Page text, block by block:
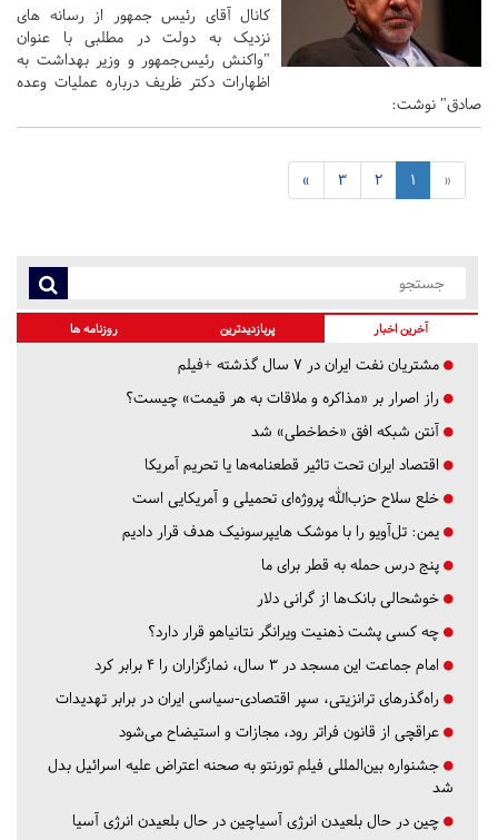
کانال آقای رئیس جمهور از رسانه های
نزدیک به دولت در مطلبی با عنوان
"واکنش رئیس‌جمهور و وزیر بهداشت به
اظهارات دکتر ظریف درباره عملیات وعده
صادق" نوشت:
«
1
2
3
»
آخرین اخبار پربازدیدترین روزنامه ها
مشتریان نفت ایران در ۷ سال گذشته +فیلم
راز اصرار بر «مذاکره و ملاقات به هر قیمت» چیست؟
آنتن شبکه افق «خط‌خطی» شد
اقتصاد ایران تحت تاثیر قطعنامه‌ها یا تحریم‌ آمریکا
خلع سلاح حزب‌الله پروژه‌ای تحمیلی و آمریکایی است
یمن: تل‌آویو را با موشک هایپرسونیک هدف قرار دادیم
پنج درس‌ حمله به قطر برای ما
خوشحالی بانک‌ها از گرانی دلار
چه کسی پشت ذهنیت ویرانگر نتانیاهو قرار دارد؟
امام جماعت این مسجد در ۳ سال، نمازگزاران را ۴ برابر کرد
راه‌گذرهای ترانزیتی، سپر اقتصادی-سیاسی ایران در برابر تهدیدات
عراقچی از قانون فراتر رود، مجازات و استیضاح می‌شود
جشنواره بین‌المللی فیلم تورنتو به صحنه اعتراض علیه اسرائیل بدل
شد
چین در حال بلعیدن انرژی آسیاچین در حال بلعیدن انرژی آسیا